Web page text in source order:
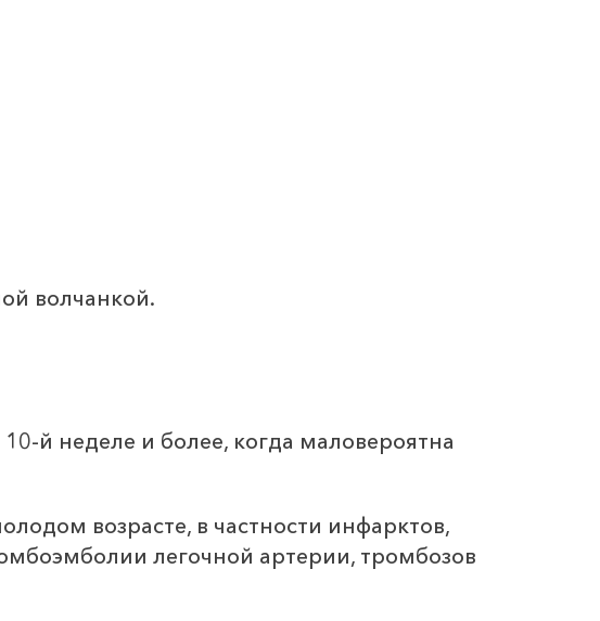
волчанкой.
й неделе и более, когда маловероятна
возрасте, в частности инфарктов,
легочной артерии, тромбозов